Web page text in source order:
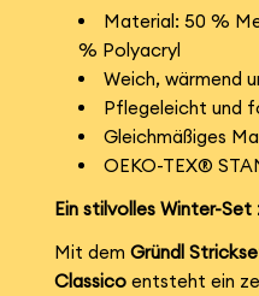
Material: 50 %
% Polyacryl
Weich, wärmend
Pflegeleicht und
Gleichmäßiges
OEKO-TEX®
Ein stilvolles Winter-
Mit dem Gründl
Classicoentsteht ein